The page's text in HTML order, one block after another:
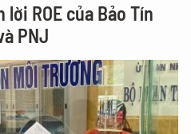
ROE của Bảo Tín
PNJ